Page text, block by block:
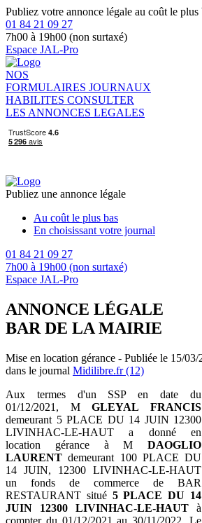
Publiez votre annonce légale au coût le plus
01 84 21 09 27
7h00 à 19h00 (non surtaxé)
Espace JAL-Pro
NOS
FORMULAIRES JOURNAUX
HABILITES CONSULTER
LES ANNONCES LEGALES
Publiez une annonce légale
Au coût le plus bas
En choisissant votre journal
01 84 21 09 27
7h00 à 19h00 (non surtaxé)
Espace JAL-Pro
ANNONCE LÉGALE
BAR DE LA MAIRIE
Mise en location gérance - Publiée le 15/03/
dans le journal Midilibre.fr (12)
Aux termes d'un SSP en date du
01/12/2021, MGLEYAL FRANCIS
demeurant 5 PLACE DU 14 JUIN 12300
LIVINHAC-LE-HAUT a donné en
location gérance à M DAOGLIO
LAURENTdemeurant 100 PLACE DU
14 JUIN, 12300 LIVINHAC-LE-HAUT
un fonds de commerce de BAR
RESTAURANT situé 5 PLACE DU 14
JUIN 12300 LIVINHAC-LE-HAUT à
compter du 01/12/2021 au 30/11/2022. Le